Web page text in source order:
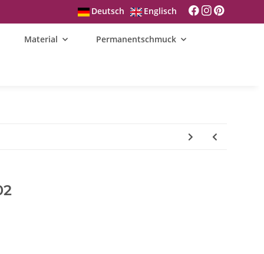
Deutsch Englisch
Material Permanentschmuck